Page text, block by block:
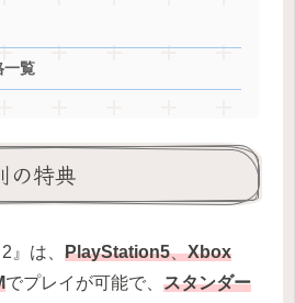
一覧
の特典
』は、 PlayStation5、Xbox
でプレイが可能で、 スタンダー